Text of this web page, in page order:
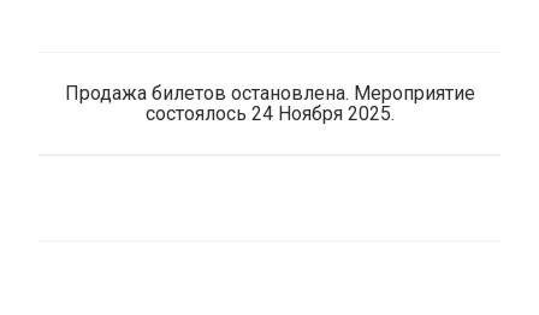
Продажа билетов остановлена. Мероприятие
состоялось 24 Ноября 2025.